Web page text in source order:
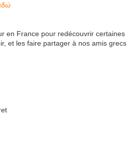
en France pour redécouvrir certaines
et les faire partager à nos amis grecs